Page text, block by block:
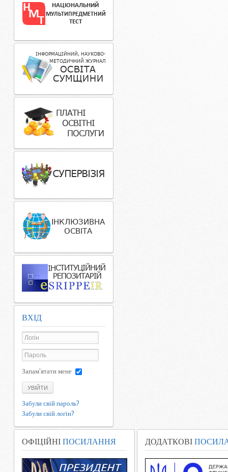
ВХІД
Запам'ятати мене
УВІЙТИ
Забули свій пароль?
Забули свій логін?
ОФІЦІЙНІ ПОСИЛАННЯ ДОДАТКОВІ